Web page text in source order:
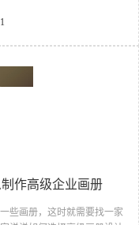
设计、平面设计、产品包
内外众多知名企业提供了企
策划经验，并被众多企业认
可以为...
作高级企业画册
画册，这时就需要找一家